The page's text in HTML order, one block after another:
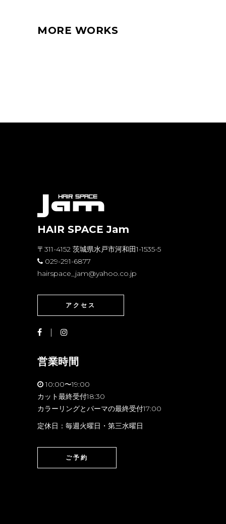
MORE WORKS
HAIR SPACE Jam
〒311-4152 茨城県水戸市河和田1-1535-5
029-291-6877
hairspace_jam@yahoo.co.jp
アクセス
営業時間
10:00〜19:00
カット最終受付18:30
カラーリングとパーマの最終受付17:00
定休日：毎週火曜日・第三水曜日
ご予約